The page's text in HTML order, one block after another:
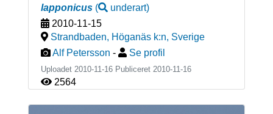
lapponicus( underart)
2010-11-15
Strandbaden, Höganäs k:n, Sverige
Alf Petersson - Se profil
Uploadet 2010-11-16 Publiceret 2010-11-16
2564